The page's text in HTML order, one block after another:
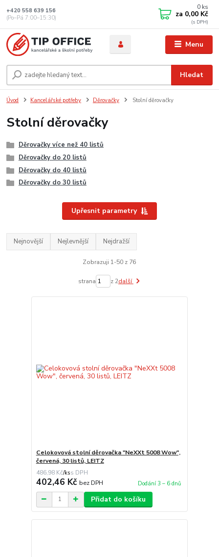
Menu
Hledat
+420 558 639 156
(Po–Pá 7:00–15:30)
0 ks
za 0,00 Kč
Úvod Kancelářské potřeby Děrovačky Stolní děrovačky
Stolní děrovačky
Děrovačky více než 40 listů
Děrovačky do 20 listů
Děrovačky do 40 listů
Děrovačky do 30 listů
Upřesnit parametry
Nejnovější Nejlevnější Nejdražší
Zobrazuji 1-50 z 76
strana z 2další
Celokovová stolní děrovačka "NeXXt 5008 Wow",
červená, 30 listů, LEITZ
486,98 Kč/ks
402,46 Kč bez DPH Dodání 3 – 6 dnů
Přidat do košíku